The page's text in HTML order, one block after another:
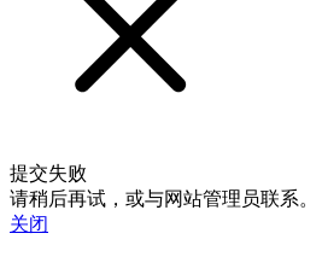
提交失败
请稍后再试，或与网站管理员联系。
关闭